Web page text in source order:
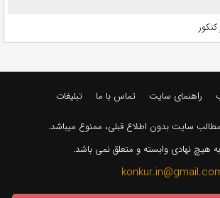
راهنمای سایت تماس با ما تبلیغات
مطالب سایت بدون اطلاع قبلی، ممنوع میباشد.
هیچ نهادی وابسته و متعلق نمی باشد.